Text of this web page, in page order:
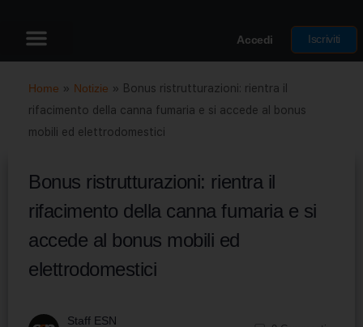
Accedi Iscriviti
Home » Notizie » Bonus ristrutturazioni: rientra il
rifacimento della canna fumaria e si accede al bonus
mobili ed elettrodomestici
Bonus ristrutturazioni: rientra il
rifacimento della canna fumaria e si
accede al bonus mobili ed
elettrodomestici
Staff ESN